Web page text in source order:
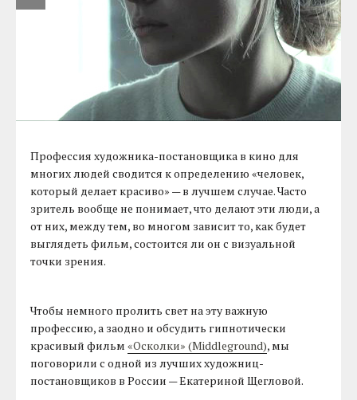
Профессия художника-постановщика в кино для
многих людей сводится к определению «человек,
который делает красиво» — в лучшем случае. Часто
зритель вообще не понимает, что делают эти люди, а
от них, между тем, во многом зависит то, как будет
выглядеть фильм, состоится ли он с визуальной
точки зрения.
Чтобы немного пролить свет на эту важную
профессию, а заодно и обсудить гипнотически
красивый фильм«Осколки» (Middleground), мы
поговорили с одной из лучших художниц-
постановщиков в России — Екатериной Щегловой.